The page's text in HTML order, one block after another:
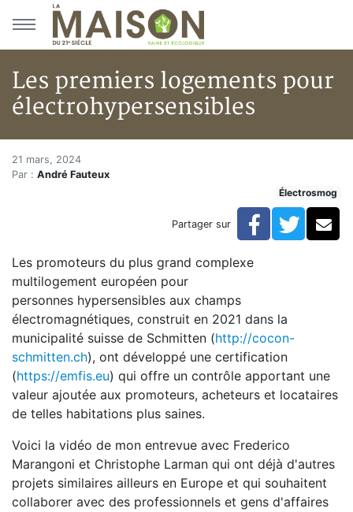
Aller au menu principal
Aller au contenu principal
Les premiers logements pour
électrohypersensibles
Accueil
Articles
Les premiers logements pour électrohypersensibles
Les premiers logements pour
21 mars, 2024
Par : André Fauteux
Électrosmog
Partager sur Facebook
Les promoteurs du plus grand complexe
multilogement européen pour
personnes hypersensibles aux champs
électromagnétiques, construit en 2021 dans la
municipalité suisse de Schmitten (http://cocon-
schmitten.ch), ont développé une certification
(https://emfis.eu) qui offre un contrôle apportant une
valeur ajoutée aux promoteurs, acheteurs et locataires
de telles habitations plus saines.
Voici la vidéo de mon entrevue avec Frederico
Marangoni et Christophe Larman qui ont déjà d'autres
projets similaires ailleurs en Europe et qui souhaitent
collaborer avec des professionnels et gens d'affaires